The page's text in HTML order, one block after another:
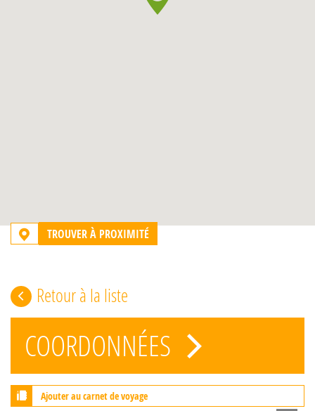
TROUVER À PROXIMITÉ
Retour à la liste
COORDONNÉES
Ajouter au carnet de voyage